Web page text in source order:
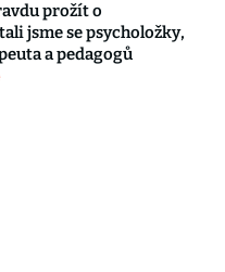
prožít o
jsme se psycholožky,
a pedagogů